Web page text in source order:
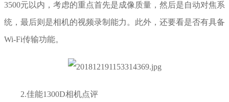
3500元以内，考虑的重点首先是成像质量，然后是自动对焦系
统，最后则是相机的视频录制能力。此外，还要看是否有具备
Wi-Fi传输功能。
2.佳能1300D相机点评